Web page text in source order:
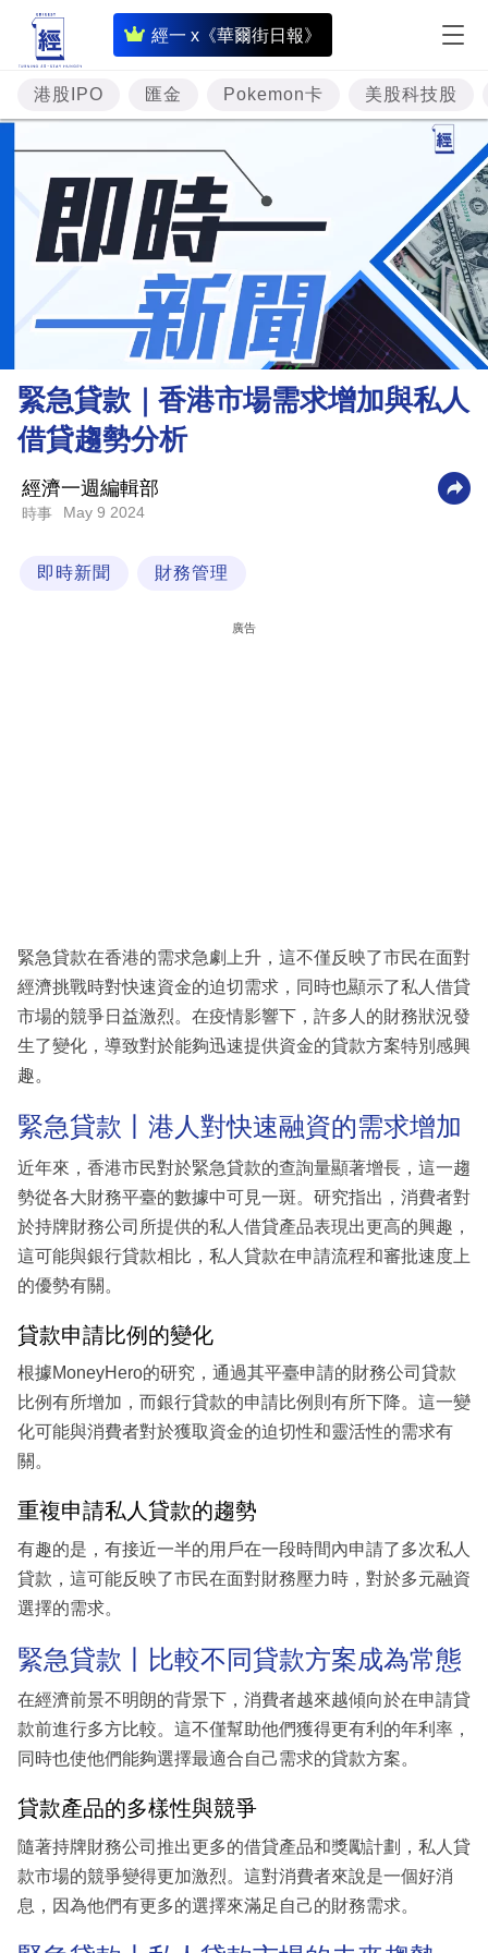
經一 x《華爾街日報》
即
時
財
經
專
題
投
資
樓
市
商
業
科
區
港股IPO 匯金 Pokemon卡 美股科技股
緊急貸款｜香港市場需求增加與私人
借貸趨勢分析
經濟一週編輯部
時事 May 9 2024
即時新聞 財務管理
廣告
緊急貸款在香港的需求急劇上升，這不僅反映了市民在面對
經濟挑戰時對快速資金的迫切需求，同時也顯示了私人借貸
市場的競爭日益激烈。在疫情影響下，許多人的財務狀況發
生了變化，導致對於能夠迅速提供資金的貸款方案特別感興
趣。
緊急貸款丨港人對快速融資的需求增加
近年來，香港市民對於緊急貸款的查詢量顯著增長，這一趨
勢從各大財務平臺的數據中可見一斑。研究指出，消費者對
於持牌財務公司所提供的私人借貸產品表現出更高的興趣，
這可能與銀行貸款相比，私人貸款在申請流程和審批速度上
的優勢有關。
貸款申請比例的變化
根據MoneyHero的研究，通過其平臺申請的財務公司貸款
比例有所增加，而銀行貸款的申請比例則有所下降。這一變
化可能與消費者對於獲取資金的迫切性和靈活性的需求有
關。
重複申請私人貸款的趨勢
有趣的是，有接近一半的用戶在一段時間內申請了多次私人
貸款，這可能反映了市民在面對財務壓力時，對於多元融資
選擇的需求。
緊急貸款丨比較不同貸款方案成為常態
在經濟前景不明朗的背景下，消費者越來越傾向於在申請貸
款前進行多方比較。這不僅幫助他們獲得更有利的年利率，
同時也使他們能夠選擇最適合自己需求的貸款方案。
貸款產品的多樣性與競爭
隨著持牌財務公司推出更多的借貸產品和獎勵計劃，私人貸
款市場的競爭變得更加激烈。這對消費者來說是一個好消
息，因為他們有更多的選擇來滿足自己的財務需求。